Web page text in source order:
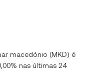
macedónio (MKD) é
nas últimas 24